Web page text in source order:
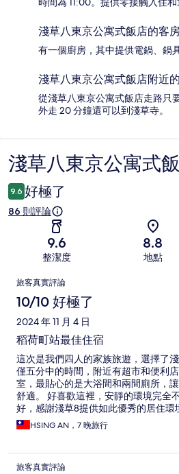
淺草八東京公寓式飯店的客
有一個廚房，其中提供電鍋、鍋
淺草八東京公寓式飯店附近
從淺草八東京公寓式飯店走路只
外走 20 分鐘還可以到淺草寺。
評
論
淺草八東京公寓式
9.6 好極了
86 則評論
9.6
整潔度
8.8
地點
評
論
旅客真實評論
10/10 好極了
2024 年 11 月 4 日
稻荷町站最佳住宿
這次是我們四人的家族旅遊，選擇了
僅五分中的時間，附近有超市和便利
室，最貼心的是大浴間和兩間廁所，
舒適。 好喜歡這裡，安靜的環境完全
好，感謝淺草8提供如此優秀的居住環
HSING AN，7 晚旅行
旅客真實評論